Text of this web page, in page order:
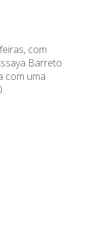
com
Barreto
com uma